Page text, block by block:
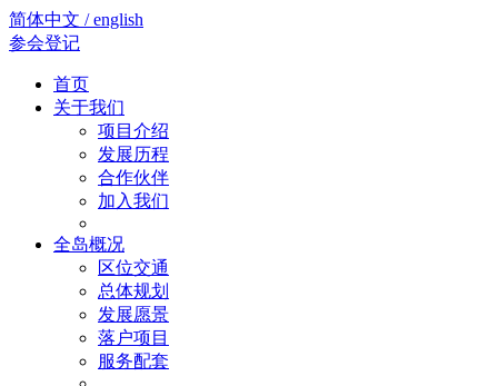
简体中文 / english
参会登记
首页
关于我们
项目介绍
发展历程
合作伙伴
加入我们
全岛概况
区位交通
总体规划
发展愿景
落户项目
服务配套